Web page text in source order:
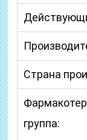
Страна
группа: